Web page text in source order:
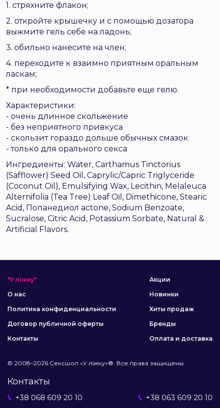
1. стряхните флакон;
2. откройте крышечку и с помощью дозатора
выжмите гель себе на ладонь;
3. обильно нанесите на член;
4. переходите к взаимно приятным оральным
ласкам;
* при необходимости добавьте еще гелю.
Характеристики:
- очень длинное скольжение
- без неприятного привкуса
- скользит гораздо дольше обычных смазок
- только для орального секса
Ингредиенты: Water, Carthamus Tinctorius
(Safflower) Seed Oil, Caprylic/Capric Triglyceride
(Coconut Oil), Emulsifying Wax, Lecithin, Melaleuca
Alternifolia (Tea Tree) Leaf Oil, Dimethicone, Stearic
Acid, Попанедиол actone, Sodium Benzoate,
Sucralose, Citric Acid, Potassium Sorbate, Natural &
Artificial Flavors.
"У ліжку"
О нас
Политика конфиденциальности
Договор публичной оферты
Контакты
Акции
Новинки
Хиты продаж
Бренды
Оплата и доставка
© 2008–2026 Сексшоп «У ліжку»®. Все права защищены.
Контакты
+38 068 609 20 10 +38 063 609 20 10